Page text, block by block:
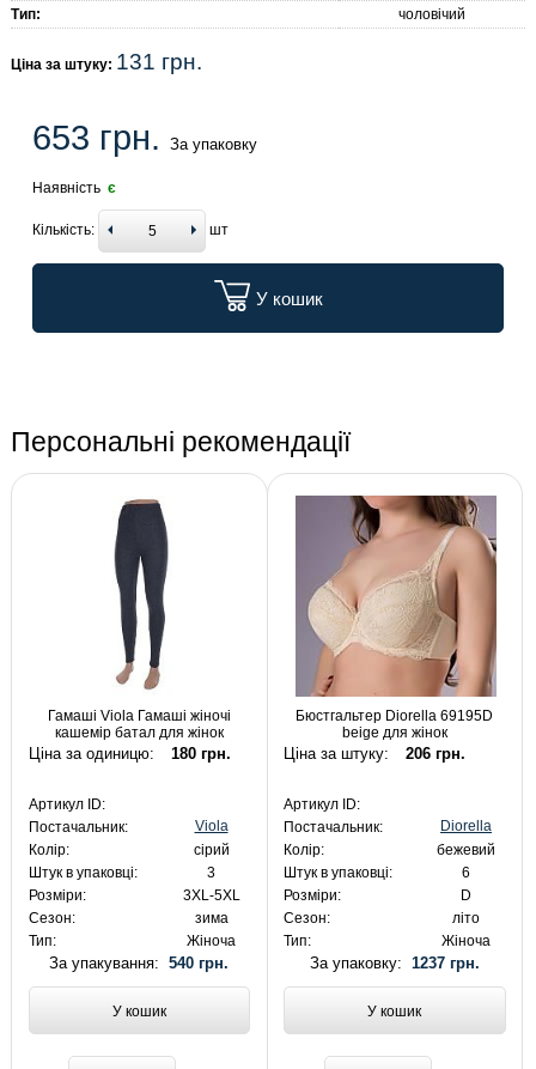
Тип:
чоловічий
Ціна за штуку: 131 грн.
653 грн. За упаковку
Наявність є
Кількість: шт
У кошик
Персональні рекомендації
Гамаші Viola Гамаші жіночі
кашемір батал для жінок
Ціна за одиницю: 180 грн.
Артикул ID:
Постачальник:
Viola
Колір:
сірий
Штук в упаковці:
3
Розміри:
3XL-5XL
Сезон:
зима
Тип:
Жіноча
За упакування:540 грн.
У кошик
Бюстгальтер Diorella 69195D
beige для жінок
Ціна за штуку: 206 грн.
Артикул ID:
Постачальник:
Diorella
Колір:
бежевий
Штук в упаковці:
6
Розміри:
D
Сезон:
літо
Тип:
Жіноча
За упаковку: 1237 грн.
У кошик